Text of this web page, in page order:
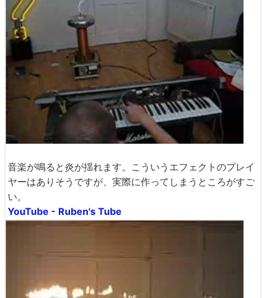
音楽が鳴ると炎が揺れます。こういうエフェクトのプレイ
ヤーはありそうですが、実際に作ってしまうところがすご
い。
YouTube - Ruben's Tube